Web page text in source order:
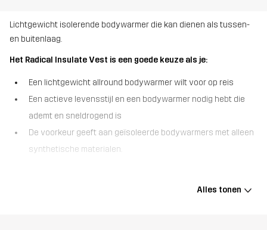
Lichtgewicht isolerende bodywarmer die kan dienen als tussen-
en buitenlaag.
Het Radical Insulate Vest is een goede keuze als je:
Een lichtgewicht allround bodywarmer wilt voor op reis
Een actieve levensstijl en een bodywarmer nodig hebt die
ademt en sneldrogend is
De voorkeur geeft aan geïsoleerde bodywarmers met alleen
synthetische materialen.
pufferbodywarmer die comfortabele warmte levert zonder bulk.
Alles tonen